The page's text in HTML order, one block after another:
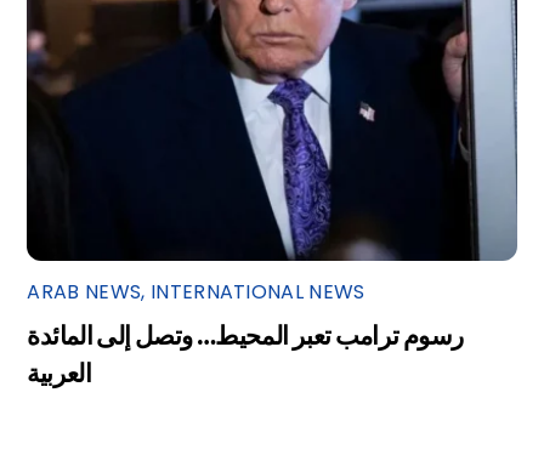
ARAB NEWS, INTERNATIONAL NEWS
رسوم ترامب تعبر المحيط… وتصل إلى المائدة
العربية